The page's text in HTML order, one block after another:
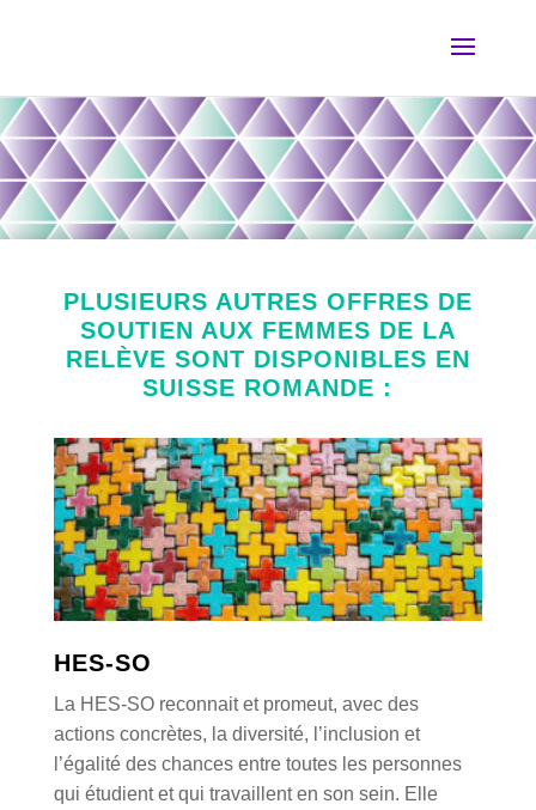
PLUSIEURS AUTRES OFFRES DE
SOUTIEN AUX FEMMES DE LA
RELÈVE SONT DISPONIBLES EN
SUISSE ROMANDE :
HES-SO
La HES⁠-⁠SO reconnait et promeut, avec des
actions concrètes, la diversité, l’inclusion et
l’égalité des chances entre toutes les personnes
qui étudient et qui travaillent en son sein. Elle